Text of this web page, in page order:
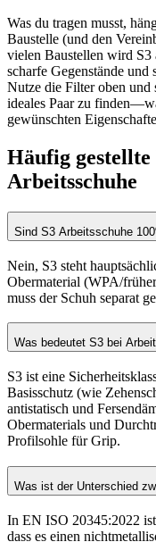
Was du tragen musst,
Baustelle (und den
vielen Baustellen wird
scharfe Gegenstände
Nutze die Filter oben und
ideales Paar zu
gewünschten
Häufig gestellte
Arbeitsschuhe
Sind S3 Arbeitsschuhe
Nein, S3 steht
Obermaterial (WPA/
muss der Schuh separat
Was bedeutet S3 bei
S3 ist eine
Basisschutz (wie
antistatisch und
Obermaterials und
Profilsohle für Grip.
Was ist der Unterschied
In EN ISO 20345:2022
dass es einen